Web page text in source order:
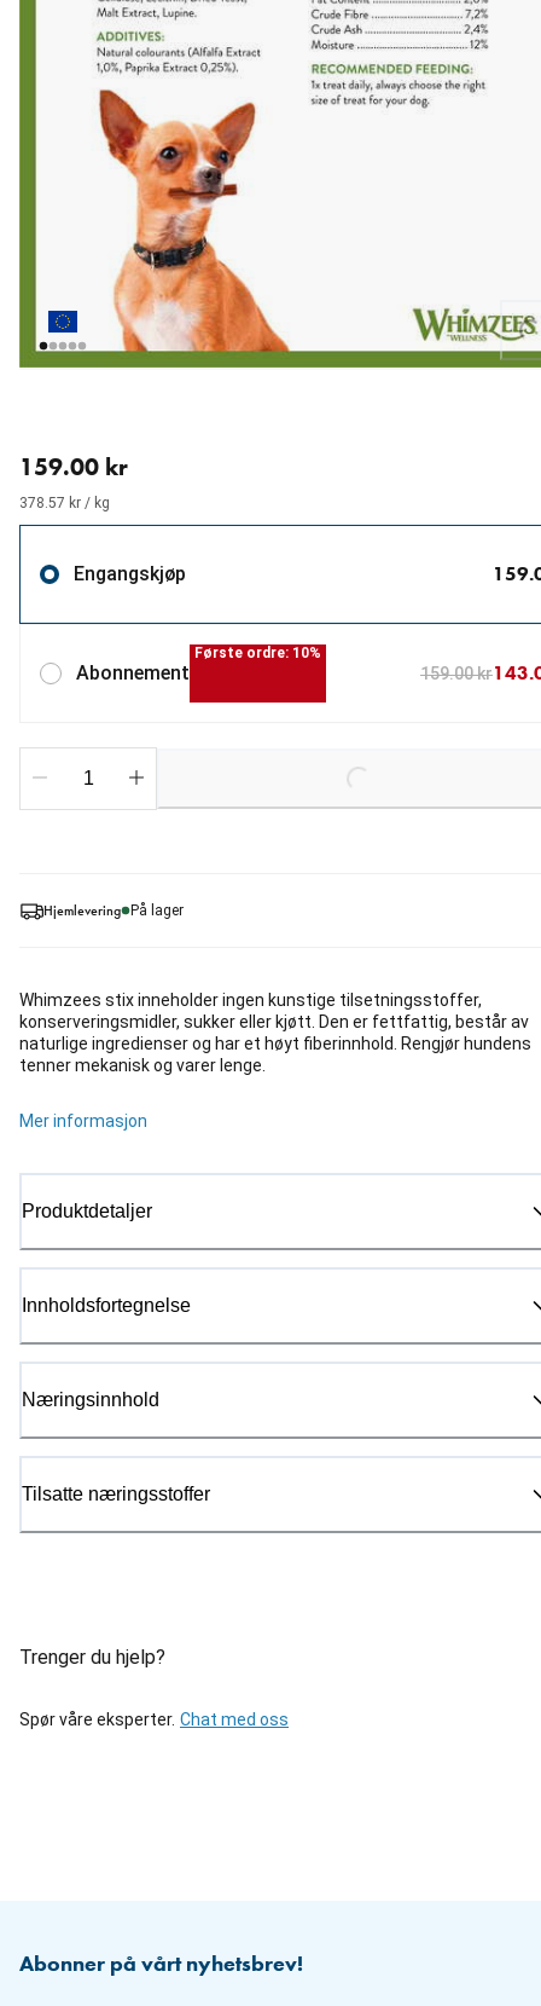
Loading...
Hjemlevering På lager
Whimzees stix inneholder ingen kunstige tilsetningsstoffer,
konserveringsmidler, sukker eller kjøtt. Den er fettfattig, består av
naturlige ingredienser og har et høyt fiberinnhold. Rengjør hundens
tenner mekanisk og varer lenge.
Mer informasjon
Produktdetaljer
Innholdsfortegnelse
Næringsinnhold
Tilsatte næringsstoffer
Trenger du hjelp?
Spør våre eksperter. Chat med oss
159.00 kr
378.57 kr / kg
Engangskjøp
Abonnement
Første ordre: 10%
159.00 kr
Loading...
Abonner på vårt nyhetsbrev!